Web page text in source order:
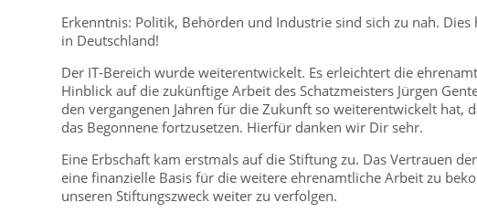
Erkenntnis: Politik, Behörden und Industrie sind sich zu nah. Dies
in Deutschland!
Der IT-Bereich wurde weiterentwickelt. Es erleichtert die
Hinblick auf die zukünftige Arbeit des Schatzmeisters Jürgen
den vergangenen Jahren für die Zukunft so weiterentwickelt hat,
das Begonnene fortzusetzen. Hierfür danken wir Dir sehr.
Eine Erbschaft kam erstmals auf die Stiftung zu. Das Vertrauen
eine finanzielle Basis für die weitere ehrenamtliche Arbeit zu
unseren Stiftungszweck weiter zu verfolgen.